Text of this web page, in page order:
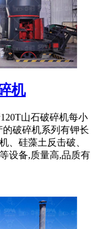
机
山石破碎机每小
破碎机系列有钾长
、硅藻土反击破、
设备,质量高,品质有